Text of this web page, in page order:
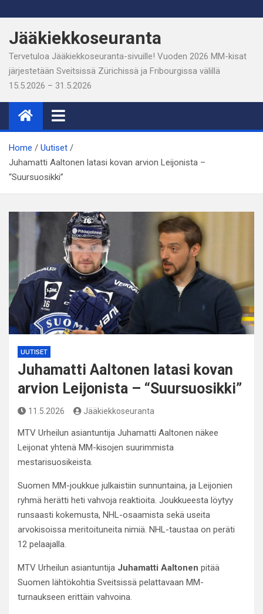
to
content
Jääkiekkoseuranta
Tervetuloa Jääkiekkoseuranta-sivuille! Vuoden 2026 MM-kisat
järjestetään Sveitsissä Zürichissä ja Fribourgissa välillä
15.5.2026 – 31.5.2026
Home
Uutiset
Juhamatti Aaltonen latasi kovan arvion Leijonista –
“Suursuosikki”
UUTISET
Juhamatti Aaltonen latasi kovan
arvion Leijonista – “Suursuosikki”
11.5.2026 Jääkiekkoseuranta
MTV Urheilun asiantuntija Juhamatti Aaltonen näkee
Leijonat yhtenä MM-kisojen suurimmista
mestarisuosikeista.
Suomen MM-joukkue julkaistiin sunnuntaina, ja Leijonien
ryhmä herätti heti vahvoja reaktioita. Joukkueesta löytyy
runsaasti kokemusta, NHL-osaamista sekä useita
arvokisoissa meritoituneita nimiä. NHL-taustaa on peräti
12 pelaajalla.
MTV Urheilun asiantuntija Juhamatti Aaltonen pitää
Suomen lähtökohtia Sveitsissä pelattavaan MM-
turnaukseen erittäin vahvoina.